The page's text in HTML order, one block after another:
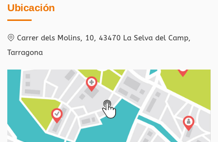
Ubicación
Carrer dels Molins, 10, 43470 La Selva del Camp,
Tarragona